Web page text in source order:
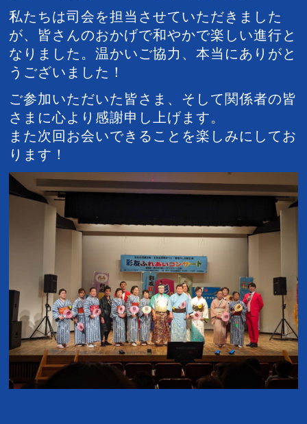
私たちは司会を担当させていただきました
が、皆さんのおかげで和やかで楽しい進行と
なりました。温かいご協力、本当にありがと
うございました！
ご参加いただいた皆さま、そして関係者の皆
さまに心より感謝申し上げます。
また次回お会いできることを楽しみにしてお
ります！